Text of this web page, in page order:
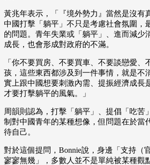
黃兆年表示，「『境外勢力』當然是沒有
中國打擊「躺平」不只是考慮社會氛圍，
的問題。青年失業或「躺平」、進而減少
成長，也會形成對政府的不滿。
「你不要買房、不要買車、不要談戀愛、
孩，這些東西都涉及到一件事情，就是
實上跟中國想要刺激內需、提振經濟成長
才要打擊躺平的風氣。」
周韻則認為，打擊「躺平」、提倡「吃苦
制對中國青年的某種想像，但問題在於當
待自己。
對於這個提問，Bonnie說，身邊「支持（
寥寥無幾」，多數人並不是單純被某種觀